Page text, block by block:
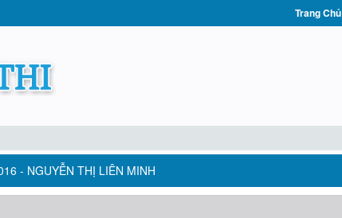
Trang Chủ
- NGUYỄN THỊ LIÊN MINH